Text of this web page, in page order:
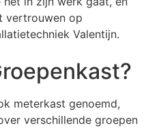
vertrouwen op
Valentijn.
meterkast genoemd,
verschillende groepen